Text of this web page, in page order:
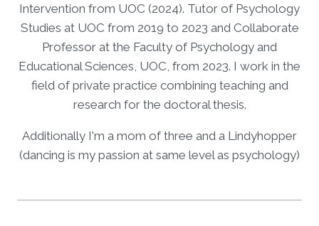
Intervention from UOC (2024). Tutor of Psychology
Studies at UOC from 2019 to 2023 and Collaborate
Professor at the Faculty of Psychology and
Educational Sciences, UOC, from 2023. I work in the
field of private practice combining teaching and
research for the doctoral thesis.
Additionally I'm a mom of three and a Lindyhopper
(dancing is my passion at same level as psychology)